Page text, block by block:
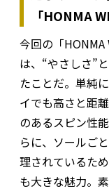
「HONMA
今回の「HONMA
は、“やさしさ”
たことだ。単純
イでも高さと距
のあるスピン性
らに、ソールご
理されているた
も大きな魅力。